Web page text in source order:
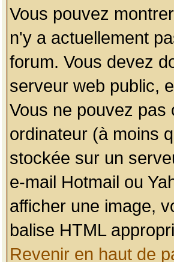
Vous pouvez
n'y a actuellement
forum. Vous devez
serveur web public,
Vous ne pouvez
ordinateur (à moins
stockée sur un
e-mail Hotmail ou
afficher une image,
balise HTML
Revenir en haut de